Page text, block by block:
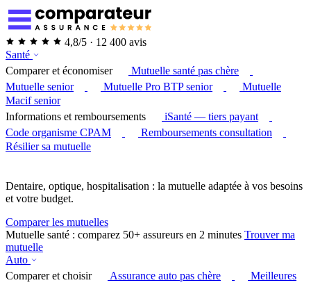
4,8/5 · 12 400 avis
Santé
Comparer et économiser
Mutuelle santé pas chère
Mutuelle senior
Mutuelle Pro BTP senior
Mutuelle
Macif senior
Informations et remboursements
iSanté — tiers payant
Code organisme CPAM
Remboursements consultation
Résilier sa mutuelle
Dentaire, optique, hospitalisation : la mutuelle adaptée à vos besoins
et votre budget.
Comparer les mutuelles
Mutuelle santé : comparez 50+ assureurs en 2 minutes Trouver ma
mutuelle
Auto
Comparer et choisir
Assurance auto pas chère
Meilleures